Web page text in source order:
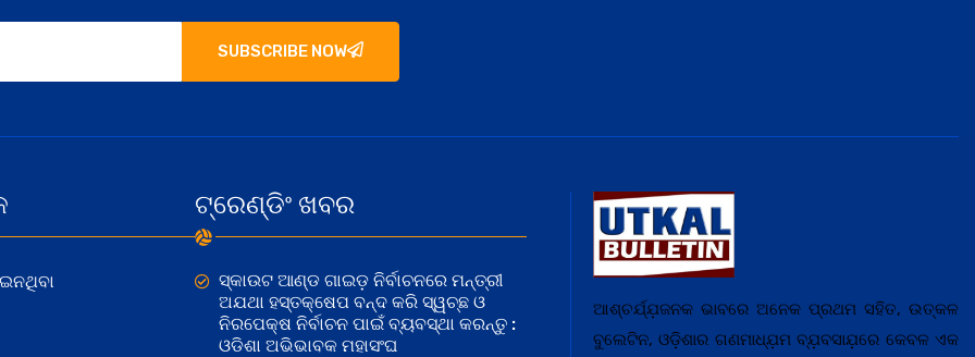
SUBSCRIBE NOW
ଟ୍ରେଣ୍ଡିଂ ଖବର
ସ୍କାଉଟ ଆଣ୍ଡ ଗାଇଡ଼ ନିର୍ବାଚନରେ ମନ୍ତ୍ରୀ
ଅଯଥା ହସ୍ତକ୍ଷେପ ବନ୍ଦ କରି ସ୍ୱଚ୍ଛ ଓ
ନିରପେକ୍ଷ ନିର୍ବାଚନ ପାଇଁ ବ୍ୟବସ୍ଥା କରନ୍ତୁ :
ଓଡିଶା ଅଭିଭାବକ ମହାସଂଘ
ଆଶ୍ଚର୍ଯ୍ଯ଼ଜନକ ଭାବରେ ଅନେକ ପ୍ରଥମ ସହିତ, ଉତ୍କଳ
ବୁଲେଟିନ, ଓଡ଼ିଶାର ଗଣମାଧ୍ଯ଼ମ ବ୍ଯ଼ବସାଯ଼ରେ କେବଳ ଏକ